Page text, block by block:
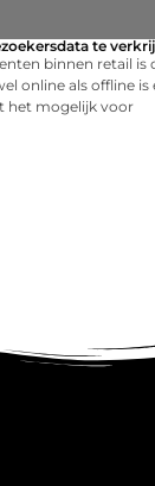
te
binnen retail is
online als offline is
het mogelijk voor